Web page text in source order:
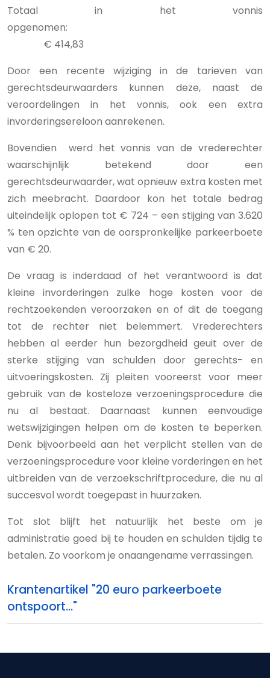
Totaal in het vonnis
opgenomen:
€ 414,83
Door een recente wijziging in de tarieven van
gerechtsdeurwaarders kunnen deze, naast de
veroordelingen in het vonnis, ook een extra
invorderingsereloon aanrekenen.
Bovendien werd het vonnis van de vrederechter
waarschijnlijk betekend door een
gerechtsdeurwaarder, wat opnieuw extra kosten met
zich meebracht. Daardoor kon het totale bedrag
uiteindelijk oplopen tot € 724 – een stijging van 3.620
% ten opzichte van de oorspronkelijke parkeerboete
van € 20.
De vraag is inderdaad of het verantwoord is dat
kleine invorderingen zulke hoge kosten voor de
rechtzoekenden veroorzaken en of dit de toegang
tot de rechter niet belemmert. Vrederechters
hebben al eerder hun bezorgdheid geuit over de
sterke stijging van schulden door gerechts- en
uitvoeringskosten. Zij pleiten vooreerst voor meer
gebruik van de kosteloze verzoeningsprocedure die
nu al bestaat. Daarnaast kunnen eenvoudige
wetswijzigingen helpen om de kosten te beperken.
Denk bijvoorbeeld aan het verplicht stellen van de
verzoeningsprocedure voor kleine vorderingen en het
uitbreiden van de verzoekschriftprocedure, die nu al
succesvol wordt toegepast in huurzaken.
Tot slot blijft het natuurlijk het beste om je
administratie goed bij te houden en schulden tijdig te
betalen. Zo voorkom je onaangename verrassingen.
Krantenartikel "20 euro parkeerboete
ontspoort..."